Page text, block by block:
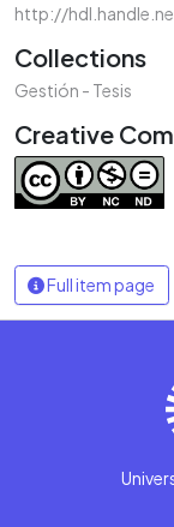
http://
Collections
Gestión - Tesis
Creative
Full item page